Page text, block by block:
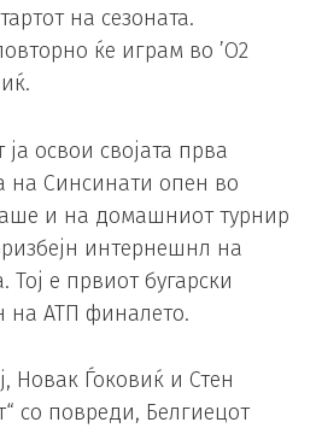
на сезоната.
ќе играм во ’О2
освои својата прва
на Синсинати опен во
и на домашниот турнир
интернешнл на
Тој е првиот бугарски
на АТП финалето.
Новак Ѓоковиќ и Стен
со повреди, Белгиецот